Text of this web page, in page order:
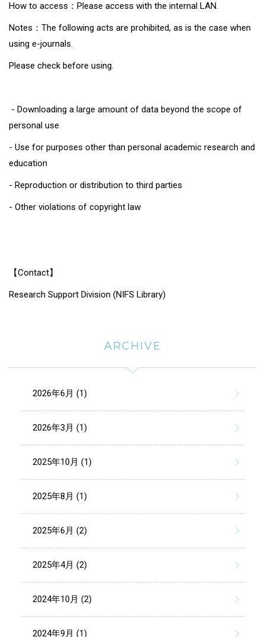
How to access ： Please access with the internal LAN.
Notes： The following acts are prohibited, as is the case when
using e-journals.
Please check before using.
- Downloading a large amount of data beyond the scope of
personal use
- Use for purposes other than personal academic research and
education
- Reproduction or distribution to third parties
- Other violations of copyright law
【Contact】
Research Support Division (NIFS Library)
ARCHIVE
2026年6月 (1)
2026年3月 (1)
2025年10月 (1)
2025年8月 (1)
2025年6月 (2)
2025年4月 (2)
2024年10月 (2)
2024年9月 (1)